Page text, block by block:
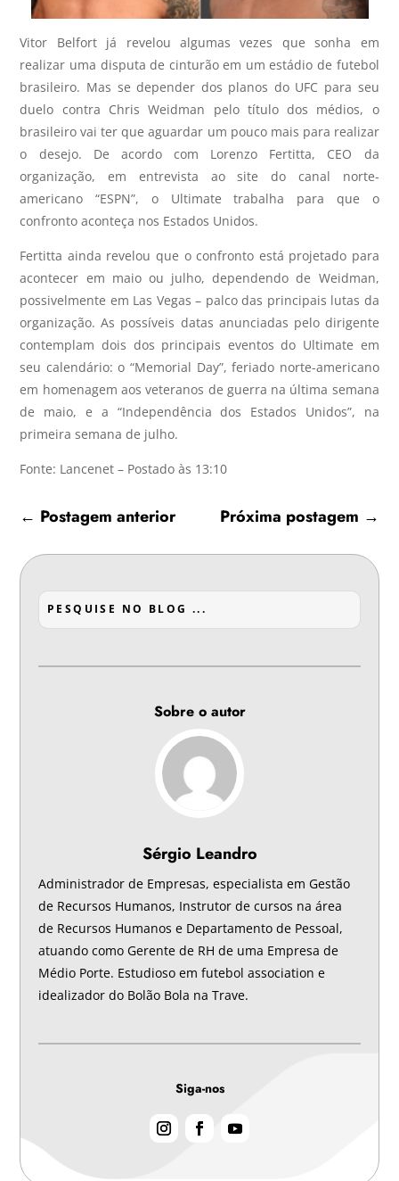
Vitor Belfort já revelou algumas vezes que sonha em
realizar uma disputa de cinturão em um estádio de futebol
brasileiro. Mas se depender dos planos do UFC para seu
duelo contra Chris Weidman pelo título dos médios, o
brasileiro vai ter que aguardar um pouco mais para realizar
o desejo. De acordo com Lorenzo Fertitta, CEO da
organização, em entrevista ao site do canal norte-
americano “ESPN”, o Ultimate trabalha para que o
confronto aconteça nos Estados Unidos.
Fertitta ainda revelou que o confronto está projetado para
acontecer em maio ou julho, dependendo de Weidman,
possivelmente em Las Vegas – palco das principais lutas da
organização. As possíveis datas anunciadas pelo dirigente
contemplam dois dos principais eventos do Ultimate em
seu calendário: o “Memorial Day”, feriado norte-americano
em homenagem aos veteranos de guerra na última semana
de maio, e a “Independência dos Estados Unidos”, na
primeira semana de julho.
Fonte: Lancenet – Postado às 13:10
← Postagem anterior Próxima postagem →
Sobre o autor
Sérgio Leandro
Administrador de Empresas, especialista em Gestão
de Recursos Humanos, Instrutor de cursos na área
de Recursos Humanos e Departamento de Pessoal,
atuando como Gerente de RH de uma Empresa de
Médio Porte. Estudioso em futebol association e
idealizador do Bolão Bola na Trave.
Siga-nos